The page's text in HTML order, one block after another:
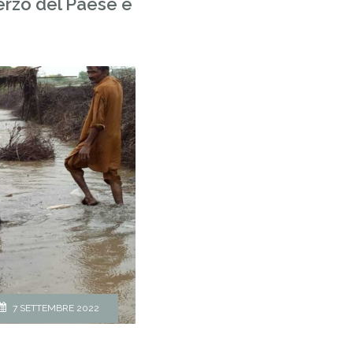
del Paese è
7 SETTEMBRE 2022